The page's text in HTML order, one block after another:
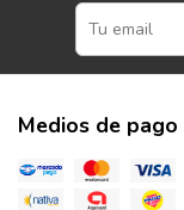
Medios de pago